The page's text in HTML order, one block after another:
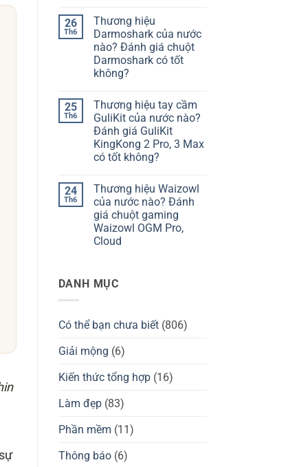
của
nước
nào?
Đánh
giá
Chilkey
ND75
không?
bình
luận
ở
Thương
hiệu
bàn
phím
nước
nào?
Đánh
giá
Kzzi
K75
có
tốt
26
Th6
Thương hiệu
Darmoshark của nước
nào? Đánh giá chuột
Darmoshark có tốt
không?
bình
luận
ở
Thương
hiệu
Darmoshark
của
Đánh
giá
chuột
Darmoshark
có
tốt
không?
25
Th6
Thương hiệu tay cầm
GuliKit của nước nào?
Đánh giá GuliKit
KingKong 2 Pro, 3 Max
có tốt không?
bình
luận
ở
Thương
hiệu
tay
cầm
nào?
Đánh
2
Pro,
Max
có
không?
24
Th6
Thương hiệu Waizowl
của nước nào? Đánh
giá chuột gaming
Waizowl OGM Pro,
Cloud
luận
ở
của
Đánh
gaming
OGM
Pro,
DANH MỤC
Có thể bạn chưa biết(806)
Giải mộng (6)
Kiến thức tổng hợp(16)
Làm đẹp(83)
Phần mềm (11)
Thông báo(6)